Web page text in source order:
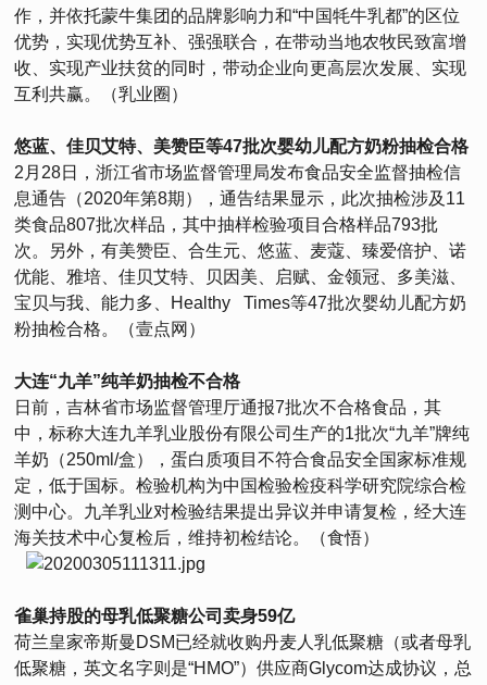
作，并依托蒙牛集团的品牌影响力和“中国牦牛乳都”的区位
优势，实现优势互补、强强联合，在带动当地农牧民致富增
收、实现产业扶贫的同时，带动企业向更高层次发展、实现
互利共赢。（乳业圈）
悠蓝、佳贝艾特、美赞臣等47批次婴幼儿配方奶粉抽检合格
2月28日，浙江省市场监督管理局发布食品安全监督抽检信
息通告（2020年第8期），通告结果显示，此次抽检涉及11
类食品807批次样品，其中抽样检验项目合格样品793批
次。另外，有美赞臣、合生元、悠蓝、麦蔻、臻爱倍护、诺
优能、雅培、佳贝艾特、贝因美、启赋、金领冠、多美滋、
宝贝与我、能力多、Healthy Times等47批次婴幼儿配方奶
粉抽检合格。（壹点网）
大连“九羊”纯羊奶抽检不合格
日前，吉林省市场监督管理厅通报7批次不合格食品，其
中，标称大连九羊乳业股份有限公司生产的1批次“九羊”牌纯
羊奶（250ml/盒），蛋白质项目不符合食品安全国家标准规
定，低于国标。检验机构为中国检验检疫科学研究院综合检
测中心。九羊乳业对检验结果提出异议并申请复检，经大连
海关技术中心复检后，维持初检结论。（食悟）
雀巢持股的母乳低聚糖公司卖身59亿
荷兰皇家帝斯曼DSM已经就收购丹麦人乳低聚糖（或者母乳
低聚糖，英文名字则是“HMO”）供应商Glycom达成协议，总